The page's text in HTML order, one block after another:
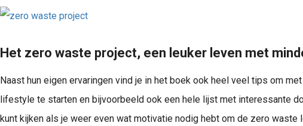
Het zero waste project, een leuker leven met
Naast hun eigen ervaringen vind je in het boek ook heel veel tips om
lifestyle te starten en bijvoorbeeld ook een hele lijst met interessante
kunt kijken als je weer even wat motivatie nodig hebt om de zero waste